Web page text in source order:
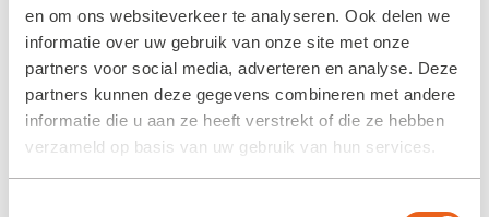
en om ons websiteverkeer te analyseren. Ook delen we
informatie over uw gebruik van onze site met onze
partners voor social media, adverteren en analyse. Deze
partners kunnen deze gegevens combineren met andere
informatie die u aan ze heeft verstrekt of die ze hebben
verzameld op basis van uw gebruik van hun services.